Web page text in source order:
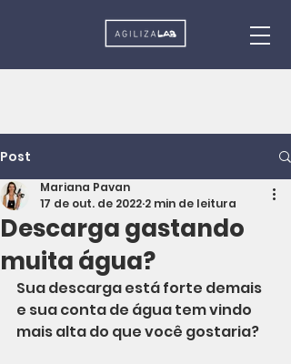
Post
Descarga gastando
muita água?
Mariana Pavan
17 de out. de 2022 2 min de leitura
Sua descarga está forte demais
e sua conta de água tem vindo
mais alta do que você gostaria?